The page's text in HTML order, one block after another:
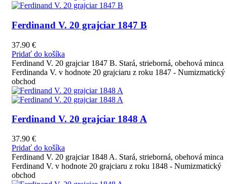
Ferdinand V. 20 grajciar 1847 B
37.90 €
Pridať do košíka
Ferdinand V. 20 grajciar 1847 B. Stará, strieborná, obehová minca
Ferdinanda V. v hodnote 20 grajciaru z roku 1847 - Numizmatický
obchod
Ferdinand V. 20 grajciar 1848 A
37.90 €
Pridať do košíka
Ferdinand V. 20 grajciar 1848 A. Stará, strieborná, obehová minca
Ferdinand V. v hodnote 20 grajciaru z roku 1848 - Numizmatický
obchod